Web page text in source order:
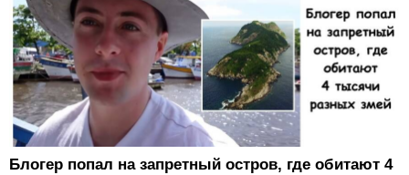
Блогер попал на запретный остров, где обитают 4